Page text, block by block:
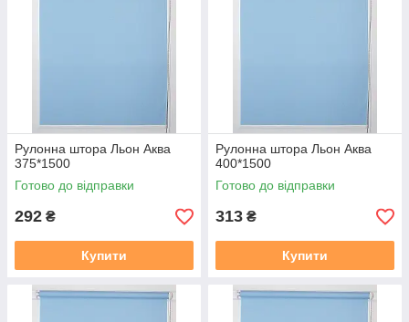
Рулонна штора Льон Аква
375*1500
Готово до відправки
292 ₴
Купити
Рулонна штора Льон Аква
400*1500
Готово до відправки
313 ₴
Купити